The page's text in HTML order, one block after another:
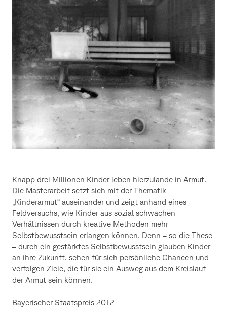
Knapp drei Millionen Kinder leben hierzulande in Armut.
Die Masterarbeit setzt sich mit der Thematik
„Kinderarmut“ auseinander und zeigt anhand eines
Feldversuchs, wie Kinder aus sozial schwachen
Verhältnissen durch kreative Methoden mehr
Selbstbewusstsein erlangen können. Denn – so die These
– durch ein gestärktes Selbstbewusstsein glauben Kinder
an ihre Zukunft, sehen für sich persönliche Chancen und
verfolgen Ziele, die für sie ein Ausweg aus dem Kreislauf
der Armut sein können.
Bayerischer Staatspreis 2012